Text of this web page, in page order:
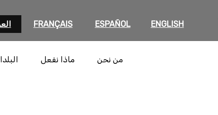
ENGLISH
ESPAÑOL
FRANÇAIS
من نحن ماذا نفعل